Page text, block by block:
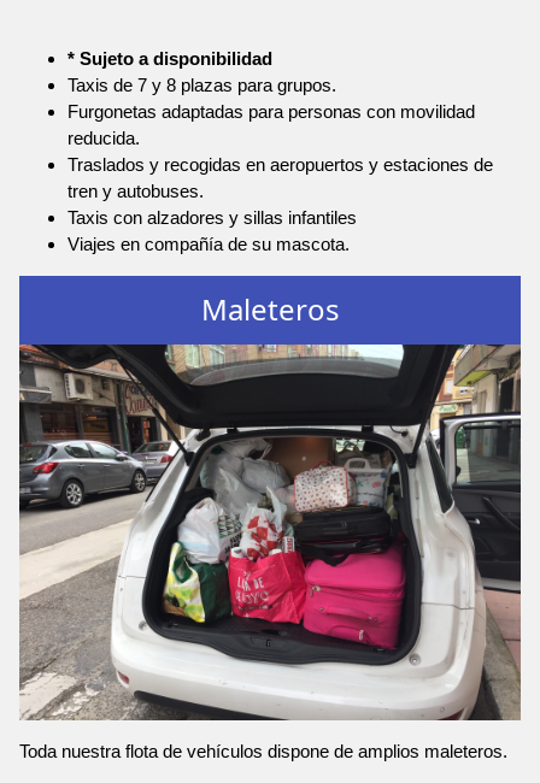
* Sujeto a disponibilidad
Taxis de 7 y 8 plazas para grupos.
Furgonetas adaptadas para personas con movilidad
reducida.
Traslados y recogidas en aeropuertos y estaciones de
tren y autobuses.
Taxis con alzadores y sillas infantiles
Viajes en compañía de su mascota.
Maleteros
Toda nuestra flota de vehículos dispone de amplios maleteros.